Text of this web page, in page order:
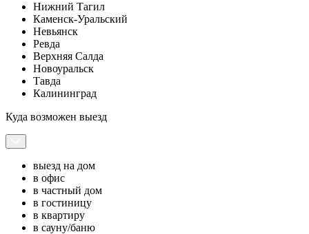
Нижний Тагил
Каменск-Уральский
Невьянск
Ревда
Верхняя Салда
Новоуральск
Тавда
Калининград
Куда возможен выезд
выезд на дом
в офис
в частный дом
в гостиницу
в квартиру
в сауну/баню